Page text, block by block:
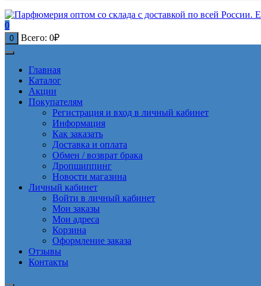
0
0 Всего: 0₽
Главная
Каталог
Акции
Покупателям
Регистрация и вход в личный кабинет
Информация
Как заказать
Доставка и оплата
Обмен / возврат брака
Дропшиппинг
Новости магазина
Личный кабинет
Войти в личный кабинет
Мои заказы
Мои адреса
Корзина
Оформление заказа
Отзывы
Контакты